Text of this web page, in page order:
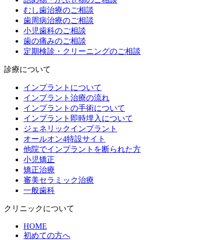
むし歯治療のご相談
歯周病治療のご相談
小児歯科のご相談
歯の痛みのご相談
定期検診・クリーニングのご相談
診療について
インプラントについて
インプラント治療の流れ
インプラントの手術について
インプラント即時埋入について
ジェネリックインプラント
オールオン4特設サイト
他院でインプラントを断られた方
小児矯正
矯正治療
審美セラミック治療
一般歯科
クリニックについて
HOME
初めての方へ